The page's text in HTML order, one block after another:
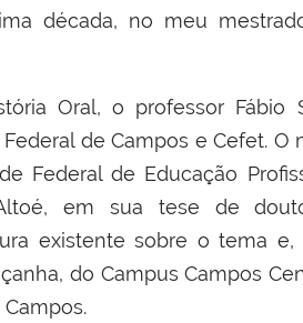
década, no meu
Oral, o professor Fábio
de Campos e Cefet.
Federal de Educação
em sua tese de
existente sobre o tema
do Campus Campos